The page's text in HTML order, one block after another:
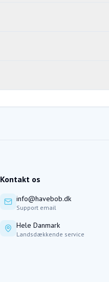
Kontakt os
info@havebob.dk
Support email
Hele Danmark
Landsdækkende service